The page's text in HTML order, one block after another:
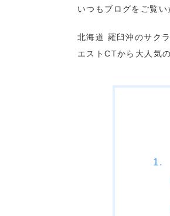
いつもブログをご覧
北海道 羅臼沖のサク
エストCTから大人気